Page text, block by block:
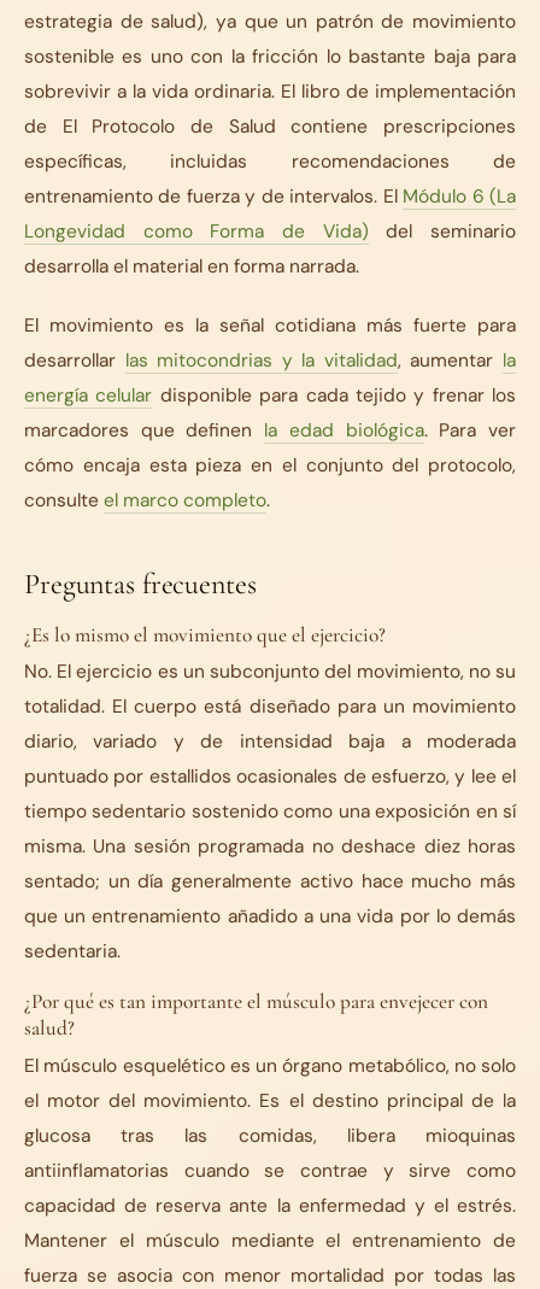
estrategia de salud), ya que un patrón de movimiento
sostenible es uno con la fricción lo bastante baja para
sobrevivir a la vida ordinaria. El libro de implementación
de El Protocolo de Salud contiene prescripciones
específicas, incluidas recomendaciones de
entrenamiento de fuerza y de intervalos. El Módulo 6 (La
Longevidad como Forma de Vida) del seminario
desarrolla el material en forma narrada.
El movimiento es la señal cotidiana más fuerte para
desarrollar las mitocondrias y la vitalidad, aumentar la
energía celular disponible para cada tejido y frenar los
marcadores que definen la edad biológica. Para ver
cómo encaja esta pieza en el conjunto del protocolo,
consulte el marco completo.
Preguntas frecuentes
¿Es lo mismo el movimiento que el ejercicio?
No. El ejercicio es un subconjunto del movimiento, no su
totalidad. El cuerpo está diseñado para un movimiento
diario, variado y de intensidad baja a moderada
puntuado por estallidos ocasionales de esfuerzo, y lee el
tiempo sedentario sostenido como una exposición en sí
misma. Una sesión programada no deshace diez horas
sentado; un día generalmente activo hace mucho más
que un entrenamiento añadido a una vida por lo demás
sedentaria.
¿Por qué es tan importante el músculo para envejecer con
salud?
El músculo esquelético es un órgano metabólico, no solo
el motor del movimiento. Es el destino principal de la
glucosa tras las comidas, libera mioquinas
antiinflamatorias cuando se contrae y sirve como
capacidad de reserva ante la enfermedad y el estrés.
Mantener el músculo mediante el entrenamiento de
fuerza se asocia con menor mortalidad por todas las